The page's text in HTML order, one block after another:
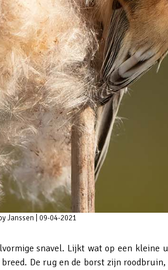
Janssen | 09-04-2021
snavel. Lijkt wat op een
De rug en de borst zijn